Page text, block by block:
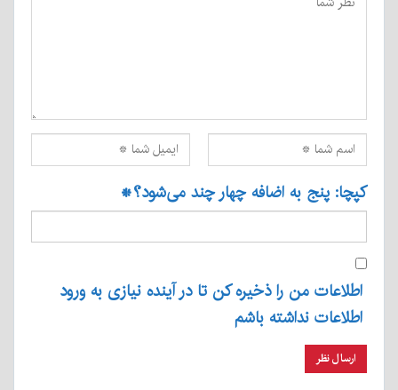
کپچا: پنج به اضافه چهار چند می‌شود؟*
اطلاعات من را ذخیره کن تا در آینده نیازی به ورود
اطلاعات نداشته باشم